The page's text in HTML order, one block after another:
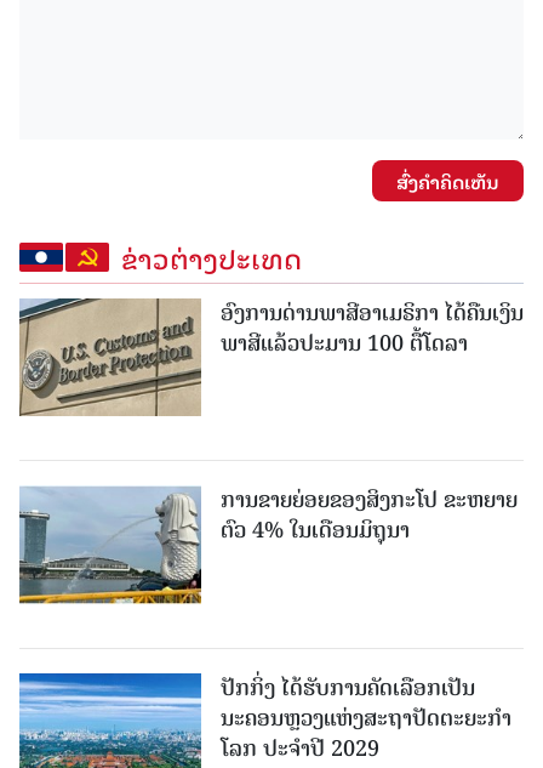
ສົ່ງຄໍາຄິດເຫັນ
ຂ່າວຕ່າງປະເທດ
ອົງການດ່ານພາສີອາເມຣິກາ ໄດ້ຄືນເງິນ
ພາສີແລ້ວປະມານ 100 ຕື້ໂດລາ
ການຂາຍຍ່ອຍຂອງສິງກະໂປ ຂະຫຍາຍ
ຕົວ 4% ໃນເດືອນມິຖຸນາ
ປັກກິ່ງ ໄດ້ຮັບການຄັດເລືອກເປັນ
ນະຄອນຫຼວງແຫ່ງສະຖາປັດຕະຍະກຳ
ໂລກ ປະຈຳປີ 2029